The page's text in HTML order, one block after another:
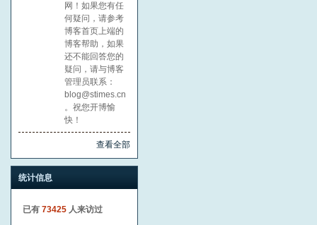
网！如果您有任
何疑问，请参考
博客首页上端的
博客帮助，如果
还不能回答您的
疑问，请与博客
管理员联系：
blog@stimes.cn
。祝您开博愉
快！
查看全部
统计信息
已有 73425 人来访过